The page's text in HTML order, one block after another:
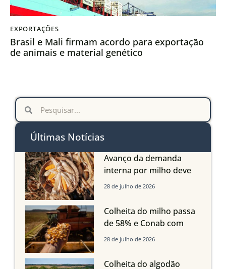
EXPORTAÇÕES
Brasil e Mali firmam acordo para exportação
de animais e material genético
Últimas Notícias
Avanço da demanda
interna por milho deve
compensar aumento da
em Mato Grosso, aponta
Imea
28 de julho de 2026
Colheita do milho passa
de 58% e Conab com
boas produtividades em
quedas em Tocantins,
28 de julho de 2026
Colheita do algodão